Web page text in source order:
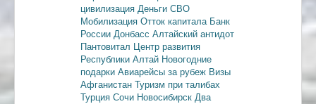
цивилизация Деньги СВО
Мобилизация Отток капитала Банк
России Донбасс Алтайский антидот
Пантовитал Центр развития
Республики Алтай Новогодние
подарки Авиарейсы за рубеж Визы
Афганистан Туризм при талибах
Турция Сочи Новосибирск Два